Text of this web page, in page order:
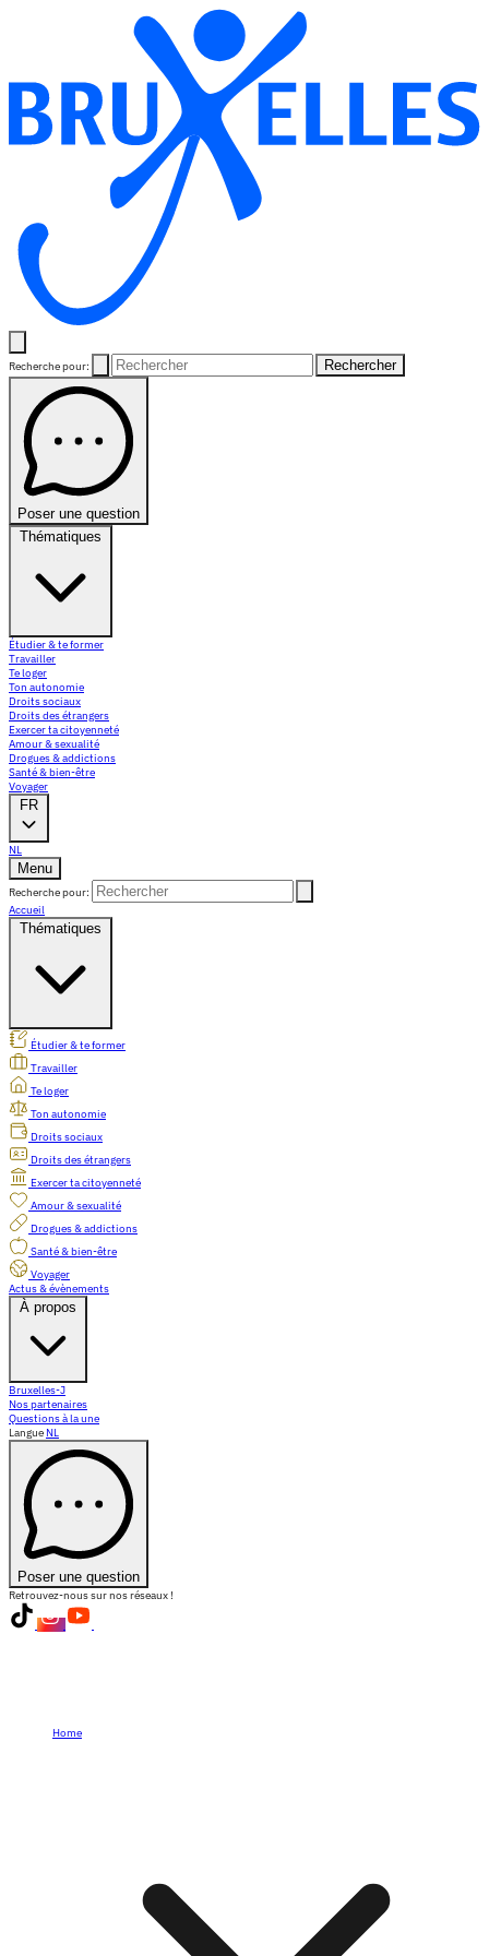
Recherche pour: Rechercher
Poser une question
Thématiques
Étudier & te former
Travailler
Te loger
Ton autonomie
Droits sociaux
Droits des étrangers
Exercer ta citoyenneté
Amour & sexualité
Drogues & addictions
Santé & bien-être
Voyager
FR
NL
Menu
Recherche pour:
Accueil
Thématiques
Étudier & te former
Travailler
Te loger
Ton autonomie
Droits sociaux
Droits des étrangers
Exercer ta citoyenneté
Amour & sexualité
Drogues & addictions
Santé & bien-être
Voyager
Actus & évènements
À propos
Bruxelles-J
Nos partenaires
Questions à la une
Langue NL
Poser une question
Retrouvez-nous sur nos réseaux !
Home